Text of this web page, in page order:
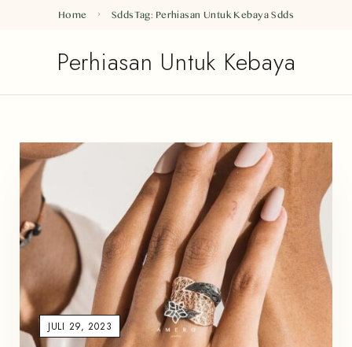
Home Sdds Tag: Perhiasan Untuk KebayaSdds
Perhiasan Untuk Kebaya
JULI 29, 2023